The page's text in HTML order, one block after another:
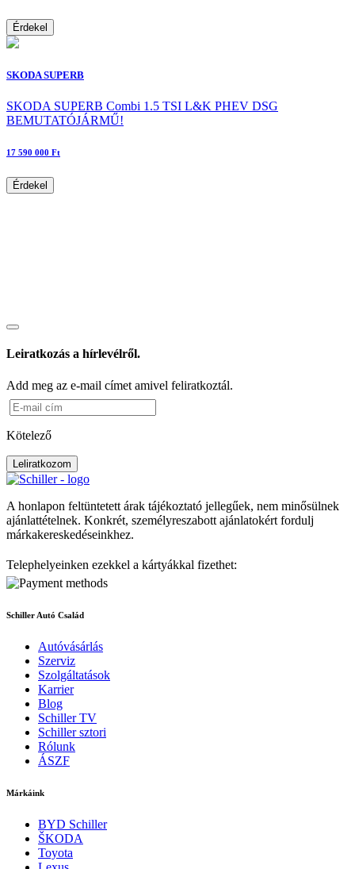
Érdekel
SKODA SUPERB
SKODA SUPERB Combi 1.5 TSI L&K PHEV DSG
BEMUTATÓJÁRMŰ!
17 590 000 Ft
Érdekel
Leiratkozás a hírlevélről.
Add meg az e-mail címet amivel feliratkoztál.
Kötelező
Leliratkozom
A honlapon feltüntetett árak tájékoztató jellegűek, nem minősülnek
ajánlattételnek. Konkrét, személyreszabott ajánlatokért fordulj
márkakereskedéseinkhez.
Telephelyeinken ezekkel a kártyákkal fizethet:
Schiller Autó Család
Autóvásárlás
Szerviz
Szolgáltatások
Karrier
Blog
Schiller TV
Schiller sztori
Rólunk
ÁSZF
Márkáink
BYD Schiller
ŠKODA
Toyota